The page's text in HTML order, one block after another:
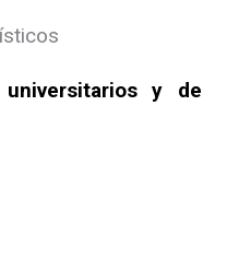
universitarios y de